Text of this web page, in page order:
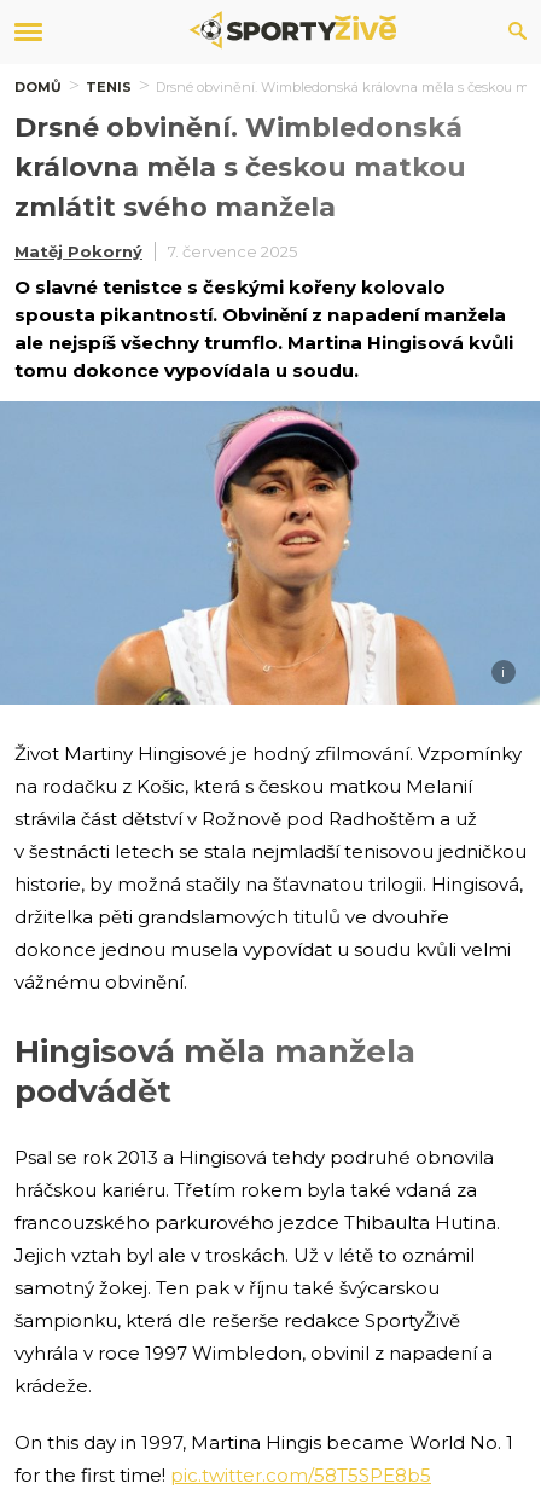
DOMŮ TENIS Drsné obvinění. Wimbledonská královna měla s českou
Drsné obvinění. Wimbledonská
královna měla s českou matkou
zmlátit svého manžela
Matěj Pokorný 7. července 2025
O slavné tenistce s českými kořeny kolovalo
spousta pikantností. Obvinění z napadení manžela
ale nejspíš všechny trumflo. Martina Hingisová kvůli
tomu dokonce vypovídala u soudu.
i
Život Martiny Hingisové je hodný zfilmování. Vzpomínky
na rodačku z Košic, která s českou matkou Melanií
strávila část dětství v Rožnově pod Radhoštěm a už
v šestnácti letech se stala nejmladší tenisovou jedničkou
historie, by možná stačily na šťavnatou trilogii. Hingisová,
držitelka pěti grandslamových titulů ve dvouhře
dokonce jednou musela vypovídat u soudu kvůli velmi
vážnému obvinění.
Hingisová měla manžela
podvádět
Psal se rok 2013 a Hingisová tehdy podruhé obnovila
hráčskou kariéru. Třetím rokem byla také vdaná za
francouzského parkurového jezdce Thibaulta Hutina.
Jejich vztah byl ale v troskách. Už v létě to oznámil
samotný žokej. Ten pak v říjnu také švýcarskou
šampionku, která dle rešerše redakce SportyŽivě
vyhrála v roce 1997 Wimbledon, obvinil z napadení a
krádeže.
On this day in 1997, Martina Hingis became World No. 1
for the first time! pic.twitter.com/58T5SPE8b5